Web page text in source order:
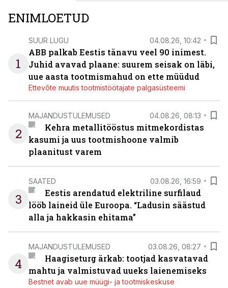
ENIMLOETUD
1
SUUR LUGU 04.08.26, 10:42
ABB palkab Eestis tänavu veel 90 inimest.
Juhid avavad plaane: suurem seisak on läbi,
uue aasta tootmismahud on ette müüdud
Ettevõte muutis tootmistöötajate palgasüsteemi
2
MAJANDUSTULEMUSED 04.08.26, 08:13
Kehra metallitööstus mitmekordistas
kasumi ja uus tootmishoone valmib
plaanitust varem
3
SAATED 03.08.26, 16:59
Eestis arendatud elektriline surfilaud
lööb laineid üle Euroopa. “Ladusin säästud
alla ja hakkasin ehitama”
4
MAJANDUSTULEMUSED 03.08.26, 08:27
Haagiseturg ärkab: tootjad kasvatavad
mahtu ja valmistuvad uueks laienemiseks
Bestnet avab uue müügi- ja tootmiskeskuse